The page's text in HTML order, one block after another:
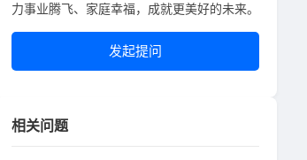
力事业腾飞、家庭幸福，成就更美好的未来。
发起提问
相关问题